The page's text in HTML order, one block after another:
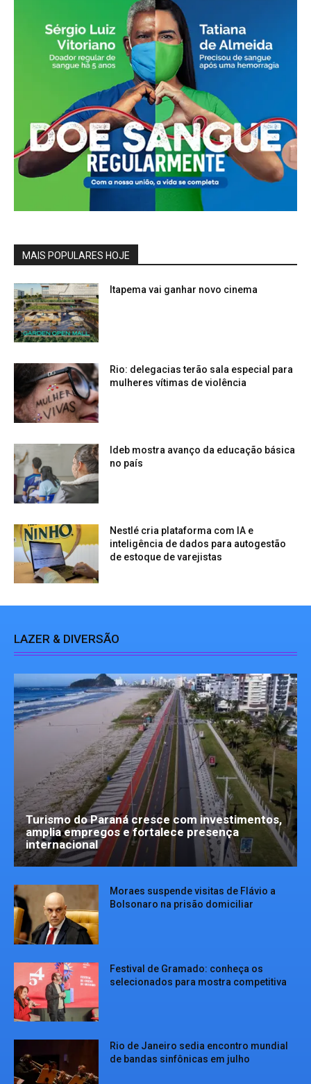
MAIS POPULARES HOJE
Itapema vai ganhar novo cinema
Rio: delegacias terão sala especial para
mulheres vítimas de violência
Ideb mostra avanço da educação básica
no país
Nestlé cria plataforma com IA e
inteligência de dados para autogestão
de estoque de varejistas
LAZER & DIVERSÃO
Turismo do Paraná cresce com investimentos,
amplia empregos e fortalece presença
internacional
Moraes suspende visitas de Flávio a
Bolsonaro na prisão domiciliar
Festival de Gramado: conheça os
selecionados para mostra competitiva
Rio de Janeiro sedia encontro mundial
de bandas sinfônicas em julho